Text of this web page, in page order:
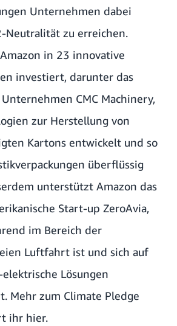
Unternehmen dabei
Neutralität zu erreichen.
in 23 innovative
investiert, darunter das
CMC Machinery,
zur Herstellung von
Kartons entwickelt und so
überflüssig
unterstützt Amazon das
Start-up ZeroAvia,
im Bereich der
Luftfahrt ist und sich auf
Lösungen
Mehr zum Climate Pledge
ihr hier.